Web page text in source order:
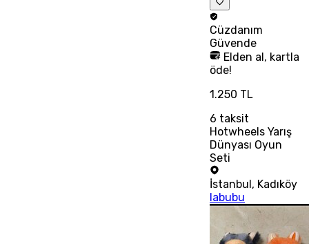
Cüzdanım
Güvende
Elden al, kartla
öde!
1.250 TL
6 taksit
Hotwheels Yarış
Dünyası Oyun
Seti
İstanbul, Kadıköy
labubu